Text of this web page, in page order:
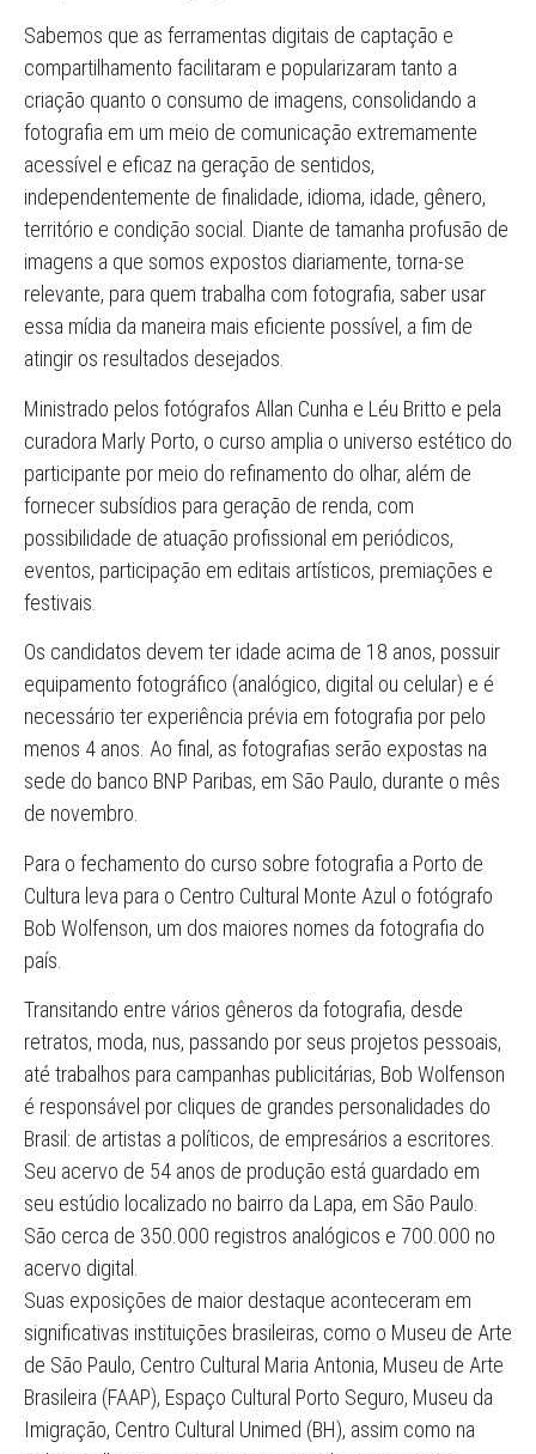
Sabemos que as ferramentas digitais de captação e
compartilhamento facilitaram e popularizaram tanto a
criação quanto o consumo de imagens, consolidando a
fotografia em um meio de comunicação extremamente
acessível e eficaz na geração de sentidos,
independentemente de finalidade, idioma, idade, gênero,
território e condição social. Diante de tamanha profusão de
imagens a que somos expostos diariamente, torna-se
relevante, para quem trabalha com fotografia, saber usar
essa mídia da maneira mais eficiente possível, a fim de
atingir os resultados desejados.
Ministrado pelos fotógrafos Allan Cunha e Léu Britto e pela
curadora Marly Porto, o curso amplia o universo estético do
participante por meio do refinamento do olhar, além de
fornecer subsídios para geração de renda, com
possibilidade de atuação profissional em periódicos,
eventos, participação em editais artísticos, premiações e
festivais.
Os candidatos devem ter idade acima de 18 anos, possuir
equipamento fotográfico (analógico, digital ou celular) e é
necessário ter experiência prévia em fotografia por pelo
menos 4 anos. Ao final, as fotografias serão expostas na
sede do banco BNP Paribas, em São Paulo, durante o mês
de novembro.
Para o fechamento do curso sobre fotografia a Porto de
Cultura leva para o Centro Cultural Monte Azul o fotógrafo
Bob Wolfenson, um dos maiores nomes da fotografia do
país.
Transitando entre vários gêneros da fotografia, desde
retratos, moda, nus, passando por seus projetos pessoais,
até trabalhos para campanhas publicitárias, Bob Wolfenson
é responsável por cliques de grandes personalidades do
Brasil: de artistas a políticos, de empresários a escritores.
Seu acervo de 54 anos de produção está guardado em
seu estúdio localizado no bairro da Lapa, em São Paulo.
São cerca de 350.000 registros analógicos e 700.000 no
acervo digital.
Suas exposições de maior destaque aconteceram em
significativas instituições brasileiras, como o Museu de Arte
de São Paulo, Centro Cultural Maria Antonia, Museu de Arte
Brasileira (FAAP), Espaço Cultural Porto Seguro, Museu da
Imigração, Centro Cultural Unimed (BH), assim como na